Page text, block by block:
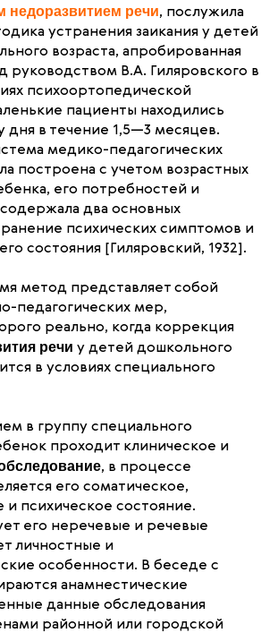
недоразвитием речи, послужила
устранения заикания у детей
возраста, апробированная
руководством В.А. Гиляровского в
психоортопедической
пациенты находились
дня в течение 1,5—3 месяцев.
медико-педагогических
построена с учетом возрастных
его потребностей и
два основных
психических симптомов и
состояния [Гиляровский, 1932].
метод представляет собой
педагогических мер,
реально, когда коррекция
речи у детей дошкольного
в условиях специального
в группу специального
проходит клиническое и
, в процессе
его соматическое,
и психическое состояние.
его неречевые и речевые
личностные и
особенности. В беседе с
анамнестические
данные обследования
районной или городской